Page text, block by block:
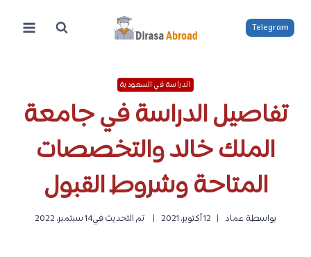
المحتوى
Telegram
الدراسة في السعودية
تفاصيل الدراسة في جامعة
الملك خالد والتخصصات
المتاحة وشروط القبول
بواسطة عماد 12 أكتوبر، 2021 تم التحديث في14 سبتمبر، 2022